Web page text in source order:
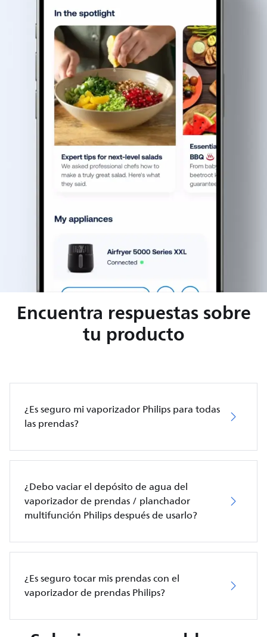
Encuentra respuestas sobre
tu producto
¿Es seguro mi vaporizador Philips para todas
las prendas?
¿Debo vaciar el depósito de agua del
vaporizador de prendas / planchador
multifunción Philips después de usarlo?
¿Es seguro tocar mis prendas con el
vaporizador de prendas Philips?